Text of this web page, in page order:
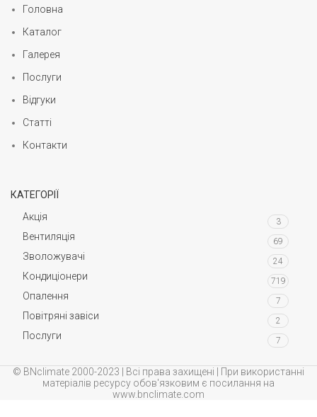
Головна
Каталог
Галерея
Послуги
Відгуки
Статті
Контакти
КАТЕГОРІЇ
Акція
3
Вентиляція 69
Зволожувачі 24
Кондиціонери 719
Опалення 7
Повітряні завіси 2
Послуги 7
© BNclimate 2000-2023 | Всі права захищені | При використанні
матеріалів ресурсу обов'язковим є посилання на
www.bnclimate.com